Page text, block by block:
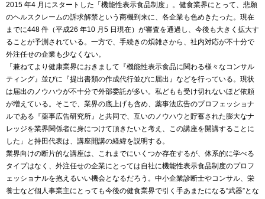
2015 年4 月にスタートした「機能性表示食品制度」。健食業界にとって、悲願
のヘルスクレームの訴求解禁という商機到来に、各企業も色めきたった。現在
までに448 件（平成26 年10 月5 日現在）が審査を通過し、今後も大きく拡大す
ることが予測されている。一方で、手続きの煩雑さから、社内対応が不十分で
外注任せの企業も少なくない。
「兼ねてより健康業界におきまして『機能性表示食品に関わる様々なコンサル
ティング』並びに『提出書類の作成代行並びに届出』などを行っている。現状
は届出のノウハウが不十分で外部委託が多い。私どもも受け切れないほど依頼
が増えている。そこで、業界の底上げも含め、薬事法広告のプロフェッショナ
ルである『薬事広告研究所』と共同で、互いのノウハウと貯蓄された膨大なナ
レッジを業界関係者に身につけて頂きたいと考え、この講座を開講することに
した」と持田代表は、講座開講の経緯を説明する。
業界向けの断片的な講座は、これまでにいくつか存在するが、体系的に学べる
タイプはなく、外注任せの企業にとっては自社に機能性表示食品制度のプロフ
ェッショナルを抱えるいい機会となるだろう。中小企業診断士やコンサル、栄
養士など個人事業主にとっても今後の健食業界で引く手あまたになる“武器”とな